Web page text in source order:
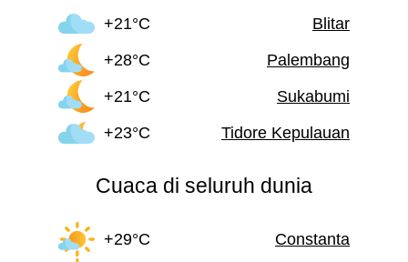
+21°C
Blitar
+28°C
Palembang
+21°C
Sukabumi
+23°C
Tidore Kepulauan
Cuaca di seluruh dunia
+29°C Constanta